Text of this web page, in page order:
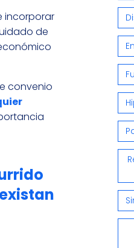
incorporar
de
convenio